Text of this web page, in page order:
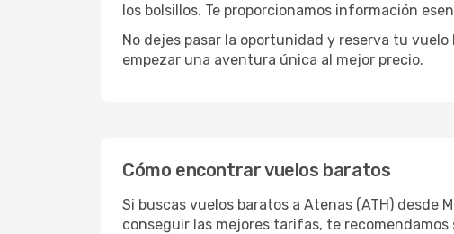
los bolsillos. Te proporcionamos información
No dejes pasar la oportunidad y reserva tu
empezar una aventura única al mejor precio.
Cómo encontrar vuelos baratos
Si buscas vuelos baratos a Atenas (ATH) desde
conseguir las mejores tarifas, te